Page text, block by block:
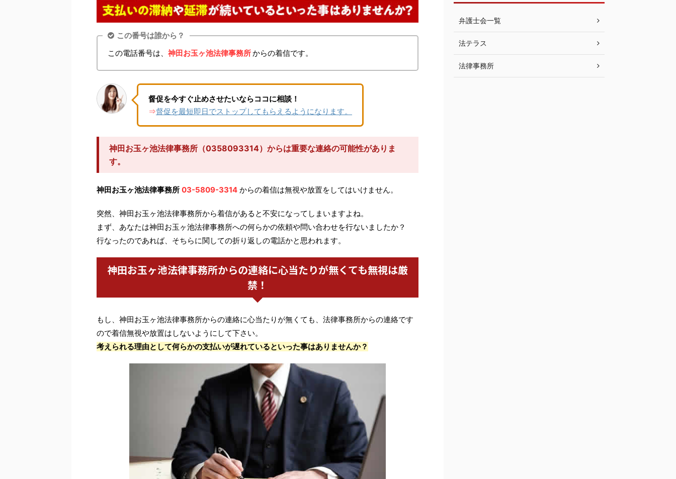
この番号は誰から？
この電話番号は、 神田お玉ヶ池法律事務所からの着信です。
督促を今すぐ止めさせたいならココに相談！
⇒督促を最短即日でストップしてもらえるようになります。
神田お玉ヶ池法律事務所（0358093314）からは重要な連絡の可能性がありま
す。
神田お玉ヶ池法律事務所 03-5809-3314 からの着信は無視や放置をしてはいけません。
突然、神田お玉ヶ池法律事務所から着信があると不安になってしまいますよね。
まず、あなたは神田お玉ヶ池法律事務所への何らかの依頼や問い合わせを行ないましたか？
行なったのであれば、そちらに関しての折り返しの電話かと思われます。
神田お玉ヶ池法律事務所からの連絡に心当たりが無くても無視は厳
禁！
もし、神田お玉ヶ池法律事務所からの連絡に心当たりが無くても、法律事務所からの連絡です
ので着信無視や放置はしないようにして下さい。
考えられる理由として何らかの支払いが遅れているといった事はありませんか？
弁護士会一覧
法テラス
法律事務所